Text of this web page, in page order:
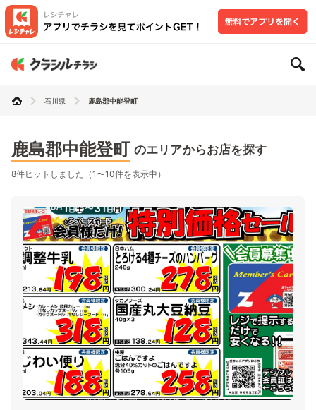
石川県 鹿島郡中能登町
鹿島郡中能登町 のエリアからお店を探す
8件ヒットしました（1〜10件を表示中）